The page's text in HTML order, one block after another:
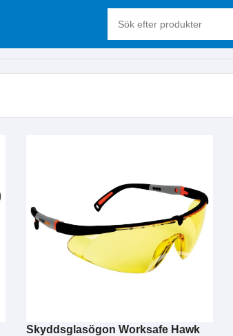
Skyddsglasögon Worksafe Hawk